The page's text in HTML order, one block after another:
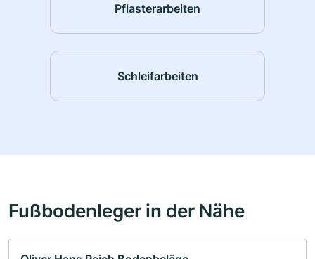
Pflasterarbeiten
Schleifarbeiten
Fußbodenleger in der Nähe